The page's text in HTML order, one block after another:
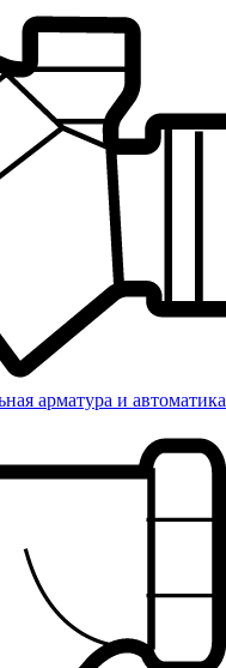
арматура и автоматика